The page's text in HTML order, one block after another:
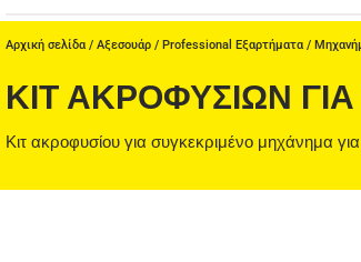
Αρχική σελίδα / Αξεσουάρ / Professional Εξαρτήματα /
ΚΙΤ ΑΚΡΟΦΥΣΊΩΝ ΓΙΑ
Κιτ ακροφυσίου για συγκεκριμένο μηχάνημα